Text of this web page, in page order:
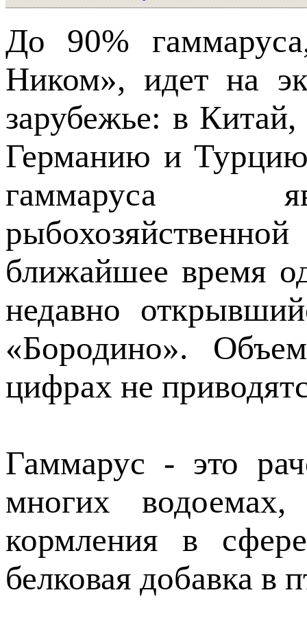
До 90%
Ником», идет на
зарубежье: в
Германию и
гаммаруса
ближайшее время
недавно
«Бородино».
цифрах не
Гаммарус - это
многих
кормления в
белковая добавка в